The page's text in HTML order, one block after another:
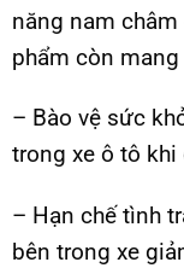
năng nam
phẩm còn
– Bào vệ sức
trong xe ô tô khi
– Hạn chế tình
bên trong xe